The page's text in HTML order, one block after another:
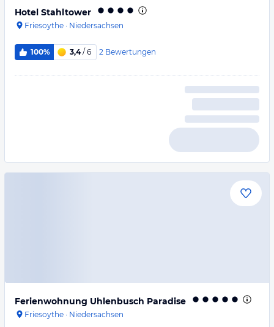
Hotel Stahltower
Friesoythe · Niedersachsen
100% 3,4/ 6 2 Bewertungen
Ferienwohnung Uhlenbusch Paradise
Friesoythe · Niedersachsen